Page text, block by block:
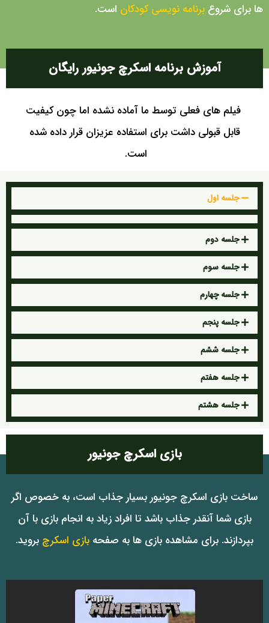
ها برای شروع برنامه نویسی کودکان است.
آموزش برنامه اسکرچ جونیور رایگان
فیلم های فعلی توسط ما آماده نشده اما چون کیفیت
قابل قبولی داشت برای استفاده عزیزان قرار داده شده
است.
جلسه اول
جلسه دوم
جلسه سوم
جلسه چهارم
جلسه پنجم
جلسه ششم
جلسه هفتم
جلسه هشتم
بازی اسکرچ جونیور
ساخت بازی اسکرچ جونیور بسیار جذاب است، به خصوص اگر
بازی شما آنقدر جذاب باشد تا افراد زیاد به انجام بازی با آن
بپردازند. برای مشاهده بازی ها به صفحه بازی اسکرچ بروید.